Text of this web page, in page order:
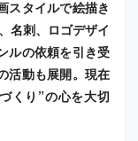
スタイルで絵描き
名刺、ロゴデザイ
ルの依頼を引き受
活動も展開。現在
くり”の心を大切